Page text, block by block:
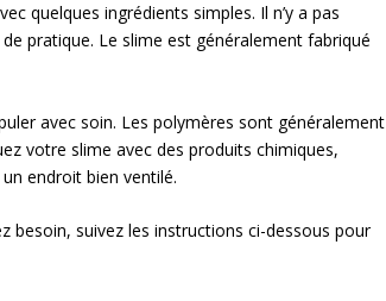
quelques ingrédients simples. Il n’y a pas
pratique. Le slime est généralement fabriqué
avec soin. Les polymères sont généralement
votre slime avec des produits chimiques,
endroit bien ventilé.
besoin, suivez les instructions ci-dessous pour